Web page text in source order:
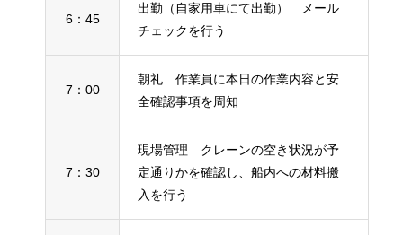
6：45
出勤（自家用車にて出勤） メール
チェックを行う
7：00
朝礼 作業員に本日の作業内容と安
全確認事項を周知
7：30
現場管理 クレーンの空き状況が予
定通りかを確認し、船内への材料搬
入を行う